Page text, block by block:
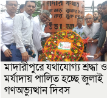
মাদারীপুরে যথাযোগ্য শ্রদ্ধা ও
মর্যাদায় পালিত হচ্ছে জুলাই
গণঅভ্যুত্থান দিবস